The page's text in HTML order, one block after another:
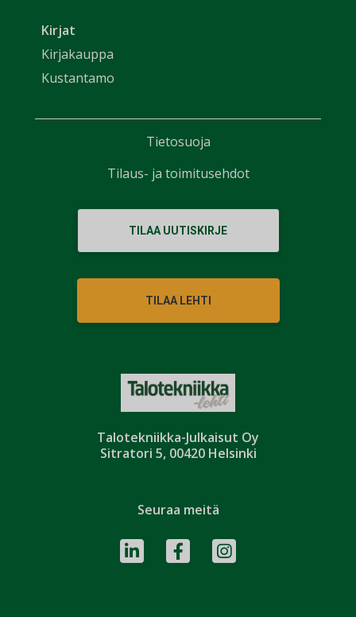
Talotekniikka-Julkaisut Oy
Sitratori 5, 00420 Helsinki
Kirjat
Kirjakauppa
Kustantamo
TILAA UUTISKIRJE
TILAA LEHTI
Seuraa meitä
Tietosuoja
Tilaus- ja toimitusehdot